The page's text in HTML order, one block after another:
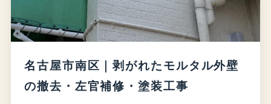
名古屋市南区｜剥がれたモルタル外壁
の撤去・左官補修・塗装工事